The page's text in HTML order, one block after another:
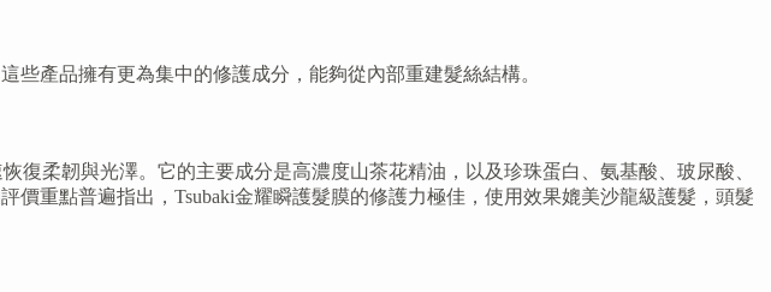
產品擁有更為集中的修護成分，能夠從內部重建髮絲結構。
柔韌與光澤。它的主要成分是高濃度山茶花精油，以及珍珠蛋白、氨基酸、玻尿酸、
重點普遍指出，Tsubaki金耀瞬護髮膜的修護力極佳，使用效果媲美沙龍級護髮，頭髮